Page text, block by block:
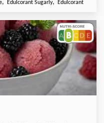
, Edulcorant Sugarly, Édulcorant